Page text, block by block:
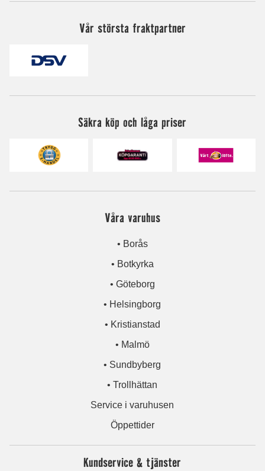
Vår största fraktpartner
Säkra köp och låga priser
Våra varuhus
• Borås
• Botkyrka
• Göteborg
• Helsingborg
• Kristianstad
• Malmö
• Sundbyberg
• Trollhättan
Service i varuhusen
Öppettider
Kundservice & tjänster